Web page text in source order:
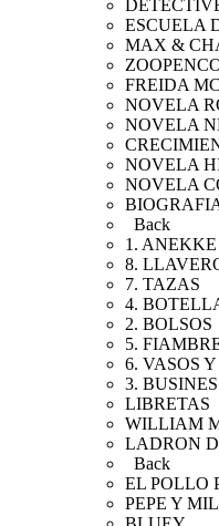
ESCUELA
MAX &
FREIDA
NOVELA
NOVELA
NOVELA
NOVELA
Back
1. ANEKKE
8.
7. TAZAS
4.
2. BOLSOS
5.
6. VASOS
3.
LIBRETAS
WILLIAM
LADRON
Back
EL POLLO
PEPE Y